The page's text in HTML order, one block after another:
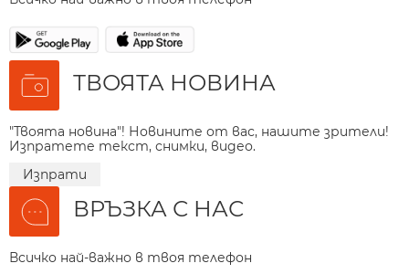
ТВОЯТА НОВИНА
"Твоята новина"! Новините от вас, нашите зрители!
Изпратете текст, снимки, видео.
Изпрати
ВРЪЗКА С НАС
Всичко най-важно в твоя телефон